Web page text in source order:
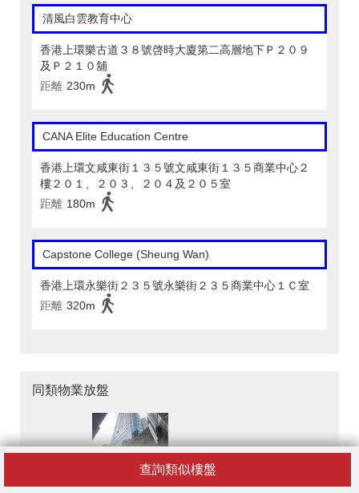
查詢類似樓盤
清風白雲教育中心
香港上環樂古道３８號啓時大廈第二高層地下Ｐ２０９
及Ｐ２１０舖
距離 230m
CANA Elite Education Centre
香港上環文咸東街１３５號文咸東街１３５商業中心２
樓２０１、２０３、２０４及２０５室
距離 180m
Capstone College (Sheung Wan)
香港上環永樂街２３５號永樂街２３５商業中心１Ｃ室
距離 320m
同類物業放盤